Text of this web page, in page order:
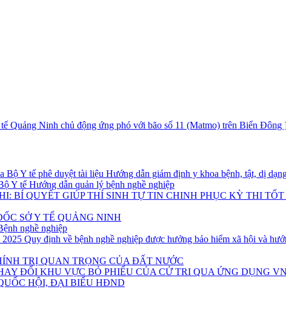
Ninh chủ động ứng phó với bão số 11 (Matmo) trên Biển Đông ] [
Y tế phê duyệt tài liệu Hướng dẫn giám định y khoa bệnh, tật, dị
Y tế Hướng dẫn quản lý bệnh nghề nghiệp
BÍ QUYẾT GIÚP THÍ SINH TỰ TIN CHINH PHỤC KỲ THI TỐT
SỞ Y TẾ QUẢNG NINH
nghề nghiệp
Quy định về bệnh nghề nghiệp được hưởng bảo hiểm xã hội và
TRỊ QUAN TRỌNG CỦA ĐẤT NƯỚC
ĐỔI KHU VỰC BỎ PHIẾU CỦA CỬ TRI QUA ỨNG DỤNG
HỘI, ĐẠI BIỂU HĐND